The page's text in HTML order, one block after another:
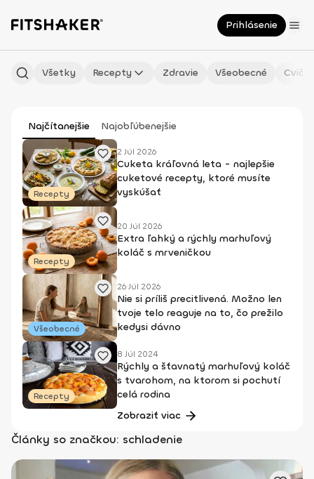
Prihlásenie
Všetky Recepty Zdravie Všeobecné
Najčítanejšie Najobľúbenejšie
Recepty
2 Júl 2026
Cuketa kráľovná leta - najlepšie
cuketové recepty, ktoré musíte
vyskúšať
Recepty
20 Júl 2026
Extra ľahký a rýchly marhuľový
koláč s mrveničkou
Všeobecné
26 Júl 2026
Nie si príliš precitlivená. Možno len
tvoje telo reaguje na to, čo prežilo
kedysi dávno
Recepty
8 Júl 2024
Rýchly a šťavnatý marhuľový koláč
s tvarohom, na ktorom si pochutí
celá rodina
Zobraziť viac
Články so značkou: schladenie